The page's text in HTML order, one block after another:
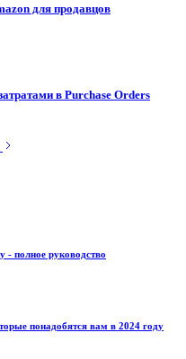
для продавцов
в Purchase Orders
- полное руководство
понадобятся вам в 2024 году